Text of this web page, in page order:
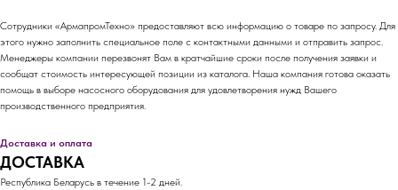
Сотрудники «АрмапромТехно» предоставляют всю информацию о товаре по запросу. Для
этого нужно заполнить специальное поле с контактными данными и отправить запрос.
Менеджеры компании перезвонят Вам в кратчайшие сроки после получения заявки и
сообщат стоимость интересующей позиции из каталога. Наша компания готова оказать
помощь в выборе насосного оборудования для удовлетворения нужд Вашего
производственного предприятия.
Доставка и оплата
ДОСТАВКА
Республика Беларусь в течение 1-2 дней.